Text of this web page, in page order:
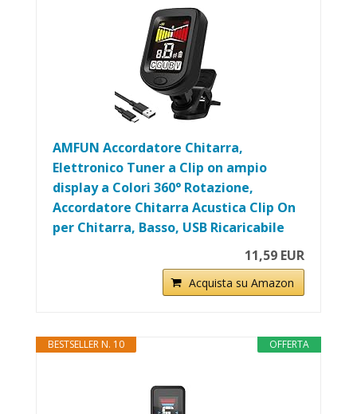
AMFUN Accordatore Chitarra,
Elettronico Tuner a Clip on ampio
display a Colori 360° Rotazione,
Accordatore Chitarra Acustica Clip On
per Chitarra, Basso, USB Ricaricabile
11,59 EUR
Acquista su Amazon
OFFERTA
BESTSELLER N. 10